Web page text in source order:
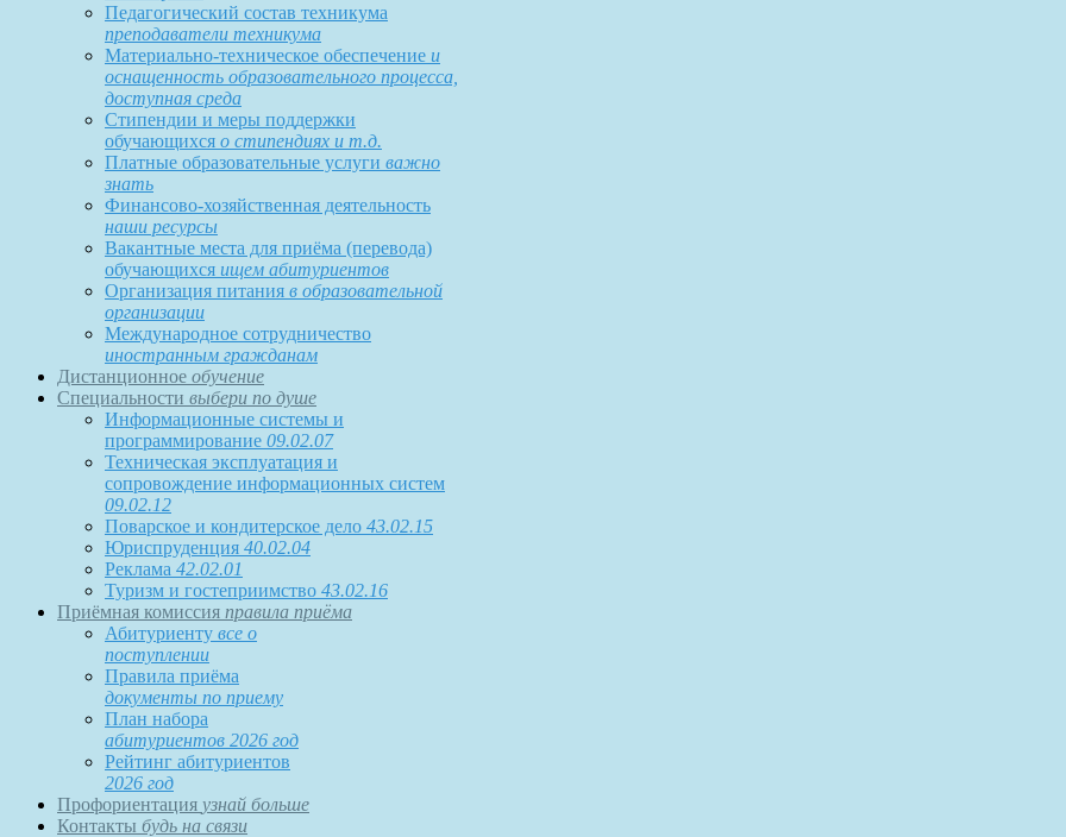
Педагогический состав техникума
преподаватели техникума
Материально-техническое обеспечение и
оснащенность образовательного процесса,
доступная среда
Стипендии и меры поддержки
обучающихся о стипендиях и т.д.
Платные образовательные услуги важно
знать
Финансово-хозяйственная деятельность
наши ресурсы
Вакантные места для приёма (перевода)
обучающихся ищем абитуриентов
Организация питания в образовательной
организации
Международное сотрудничество
иностранным гражданам
Дистанционное обучение
Специальности выбери по душе
Информационные системы и
программирование 09.02.07
Техническая эксплуатация и
сопровождение информационных систем
09.02.12
Поварское и кондитерское дело 43.02.15
Юриспруденция 40.02.04
Реклама 42.02.01
Туризм и гостеприимство 43.02.16
Приёмная комиссия правила приёма
Абитуриенту все о
поступлении
Правила приёма
документы по приему
План набора
абитуриентов 2026 год
Рейтинг абитуриентов
2026 год
Профориентация узнай больше
Контакты будь на связи